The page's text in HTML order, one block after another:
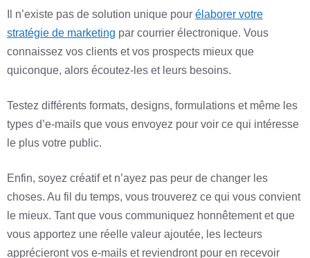
Il n’existe pas de solution unique pour élaborer votre
stratégie de marketing par courrier électronique. Vous
connaissez vos clients et vos prospects mieux que
quiconque, alors écoutez-les et leurs besoins.
Testez différents formats, designs, formulations et même les
types d’e-mails que vous envoyez pour voir ce qui intéresse
le plus votre public.
Enfin, soyez créatif et n’ayez pas peur de changer les
choses. Au fil du temps, vous trouverez ce qui vous convient
le mieux. Tant que vous communiquez honnêtement et que
vous apportez une réelle valeur ajoutée, les lecteurs
apprécieront vos e-mails et reviendront pour en recevoir